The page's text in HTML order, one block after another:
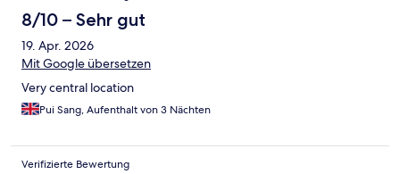
8/10 – Sehr gut
19. Apr. 2026
Mit Google übersetzen
Very central location
Pui Sang, Aufenthalt von 3 Nächten
Verifizierte Bewertung